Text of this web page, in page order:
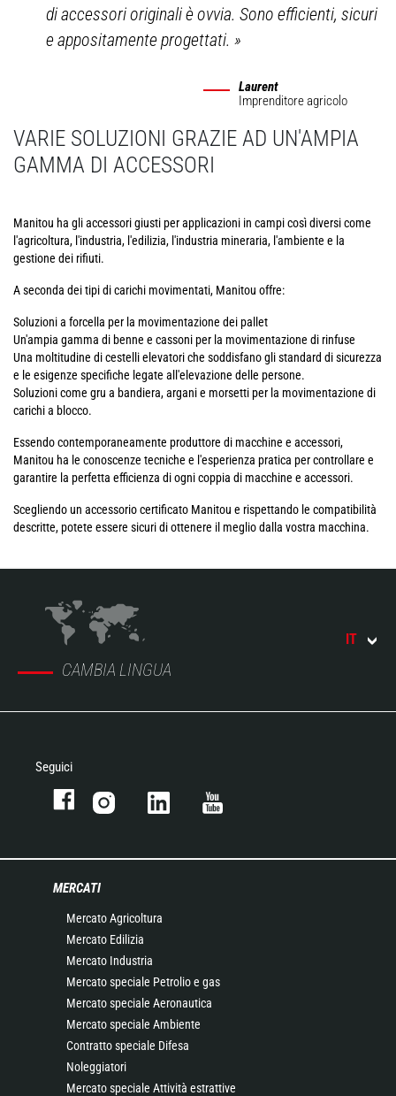
di accessori originali è ovvia. Sono efficienti, sicuri
e appositamente progettati.»
Laurent
Imprenditore agricolo
VARIE SOLUZIONI GRAZIE AD UN'AMPIA
GAMMA DI ACCESSORI
Manitou ha gli accessori giusti per applicazioni in campi così diversi come
l'agricoltura, l'industria, l'edilizia, l'industria mineraria, l'ambiente e la
gestione dei rifiuti.
A seconda dei tipi di carichi movimentati, Manitou offre:
Soluzioni a forcella per la movimentazione dei pallet
Un'ampia gamma di benne e cassoni per la movimentazione di rinfuse
Una moltitudine di cestelli elevatori che soddisfano gli standard di sicurezza
e le esigenze specifiche legate all'elevazione delle persone.
Soluzioni come gru a bandiera, argani e morsetti per la movimentazione di
carichi a blocco.
Essendo contemporaneamente produttore di macchine e accessori,
Manitou ha le conoscenze tecniche e l'esperienza pratica per controllare e
garantire la perfetta efficienza di ogni coppia di macchine e accessori.
Scegliendo un accessorio certificato Manitou e rispettando le compatibilità
descritte, potete essere sicuri di ottenere il meglio dalla vostra macchina.
CAMBIA LINGUA
IT
Seguici
MERCATI
Mercato Agricoltura
Mercato Edilizia
Mercato Industria
Mercato speciale Petrolio e gas
Mercato speciale Aeronautica
Mercato speciale Ambiente
Contratto speciale Difesa
Noleggiatori
Mercato speciale Attività estrattive